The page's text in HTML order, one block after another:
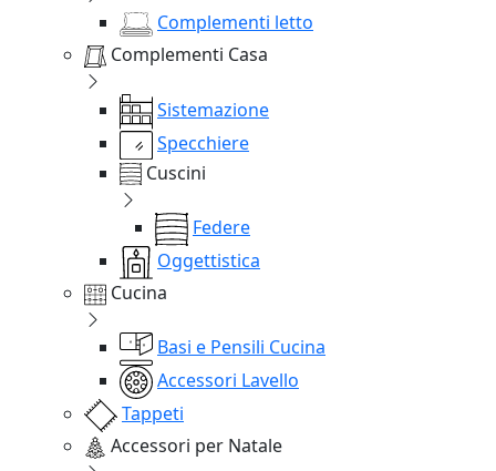
Complementi letto
Complementi Casa
Sistemazione
Specchiere
Cuscini
Federe
Oggettistica
Cucina
Basi e Pensili Cucina
Accessori Lavello
Tappeti
Accessori per Natale